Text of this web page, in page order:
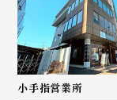
小手指営業所